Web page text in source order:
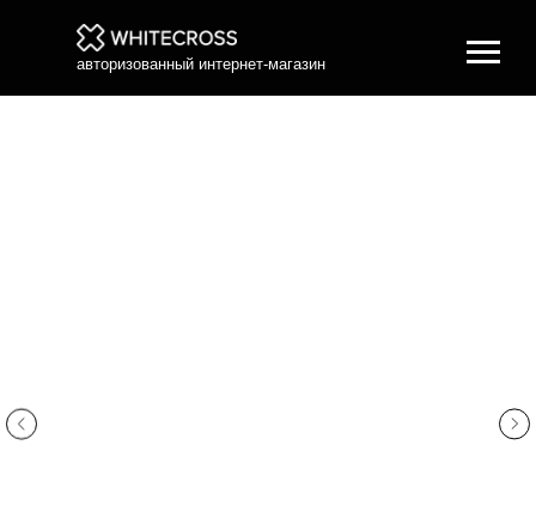
авторизованный интернет-магазин